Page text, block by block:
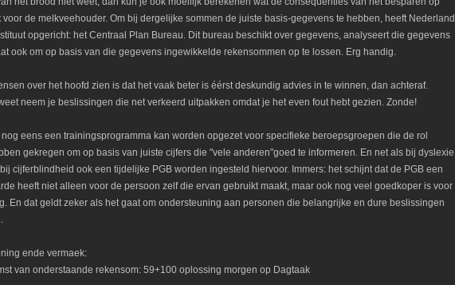
voor de melkveehouder. Om bij dergelijke sommen de juiste basis-gegevens te hebben, heeft Nederland
opgericht: het Centraal Plan Bureau. Dit bureau beschikt over gegevens, analyseert die gegevens
ook om op basis van die gegevens ingewikkelde rekensommen op te lossen. Erg handig.
over het hoofd zien is dat het vaak beter is éérst deskundig advies in te winnen, dan achteraf.
neem je beslissingen die net verkeerd uitpakken omdat je het even fout hebt gezien. Zonde!
eens een trainingsprogramma kan worden opgezet voor specifieke beroepsgroepen die de rol
gekregen om op basis van juiste cijfers die "vele anderen"goed te informeren. En net als bij dyslexie
cijferblindheid ook een tijdelijke PGB worden ingesteld hiervoor. Immers: het schijnt dat de PGB een
heeft niet alleen voor de persoon zelf die ervan gebruikt maakt, maar ook nog veel goedkoper is voor
En dat geldt zeker als het gaat om ondersteuning aan personen die belangrijke en dure beslissingen
ende vermaek:
van onderstaande rekensom: 59+100 oplossing morgen op Dagtaak